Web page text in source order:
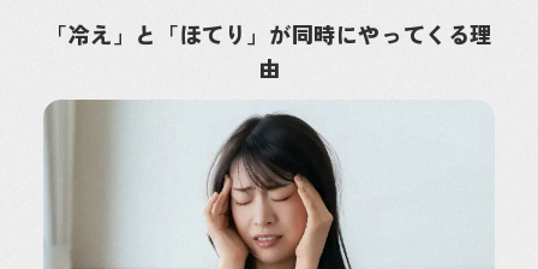
「冷え」と「ほてり」が同時にやってくる理
由